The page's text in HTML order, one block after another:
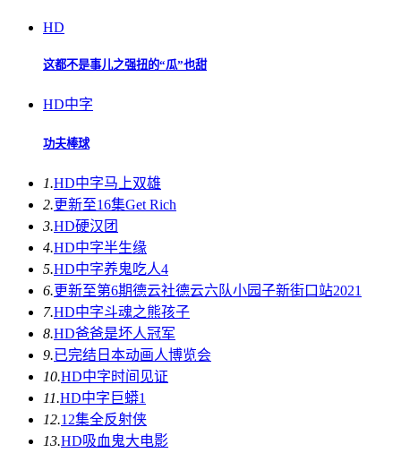
HD
这都不是事儿之强扭的“瓜”也甜
HD中字
功夫棒球
1.HD中字马上双雄
2.更新至16集Get Rich
3.HD硬汉团
4.HD中字半生缘
5.HD中字养鬼吃人4
6.更新至第6期德云社德云六队小园子新街口站2021
7.HD中字斗魂之熊孩子
8.HD爸爸是坏人冠军
9.已完结 日本动画人博览会
10.HD中字时间见证
11.HD中字 巨蟒1
12.12集全反射侠
13.HD吸血鬼大电影